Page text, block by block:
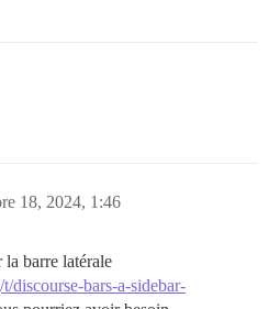
18, 2024, 1:46
barre latérale
discourse-bars-a-sidebar-